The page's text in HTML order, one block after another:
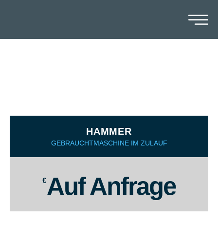
HAMMER
GEBRAUCHTMASCHINE IM ZULAUF
€ Auf Anfrage